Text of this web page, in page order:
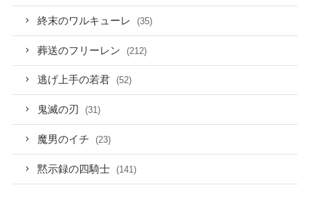
終末のワルキューレ (35)
葬送のフリーレン (212)
逃げ上手の若君 (52)
鬼滅の刃 (31)
魔男のイチ (23)
黙示録の四騎士 (141)